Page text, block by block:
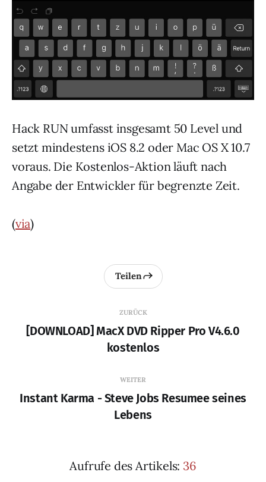
Hack RUN umfasst insgesamt 50 Level und
setzt mindestens iOS 8.2 oder Mac OS X 10.7
voraus. Die Kostenlos-Aktion läuft nach
Angabe der Entwickler für begrenzte Zeit.
(via)
ZURÜCK
[DOWNLOAD] MacX DVD Ripper Pro V4.6.0
kostenlos
Teilen
WEITER
Instant Karma - Steve Jobs Resumee seines
Lebens
Aufrufe des Artikels: 36